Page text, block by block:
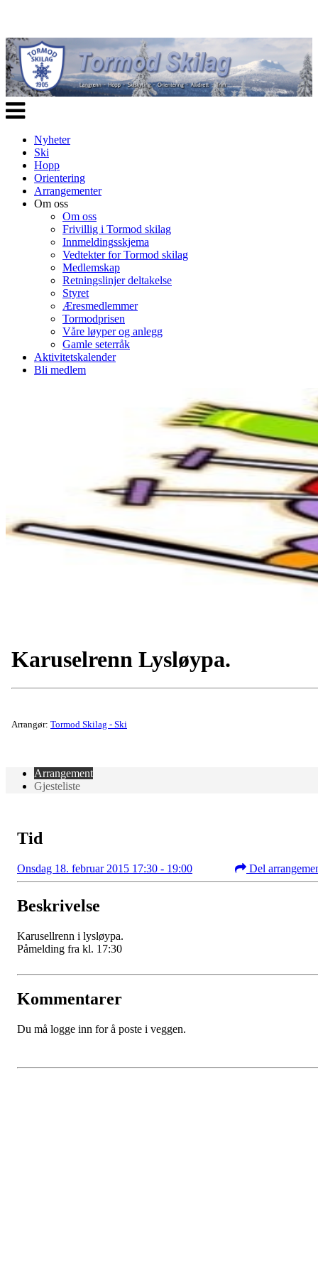
Veksle
navigasjon
Nyheter
Ski
Hopp
Orientering
Arrangementer
Om oss
Om oss
Frivillig i Tormod skilag
Innmeldingsskjema
Vedtekter for Tormod skilag
Medlemskap
Retningslinjer deltakelse
Styret
Æresmedlemmer
Tormodprisen
Våre løyper og anlegg
Gamle seterråk
Aktivitetskalender
Bli medlem
Karuselrenn Lysløypa.
Arrangør: Tormod Skilag - Ski
Arrangement
Gjesteliste
Tid
Onsdag 18. februar 2015 17:30 - 19:00 Del
Beskrivelse
Karusellrenn i lysløypa.
Påmelding fra kl. 17:30
Kommentarer
Du må logge inn for å poste i veggen.